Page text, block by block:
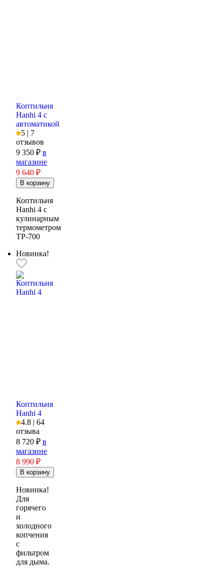
Коптильня
Hanhi 4 с
автоматикой
5 | 7
отзывов
9 350 ₽ в
магазине
9 640 ₽
Коптильня
Hanhi 4 с
кулинарным
термометром
ТР-700
Новинка!
Коптильня
Hanhi 4
4.8 | 64
отзыва
8 720 ₽ в
магазине
8 990 ₽
Новинка!
Для
горячего
и
холодного
копчения
с
фильтром
для дыма.